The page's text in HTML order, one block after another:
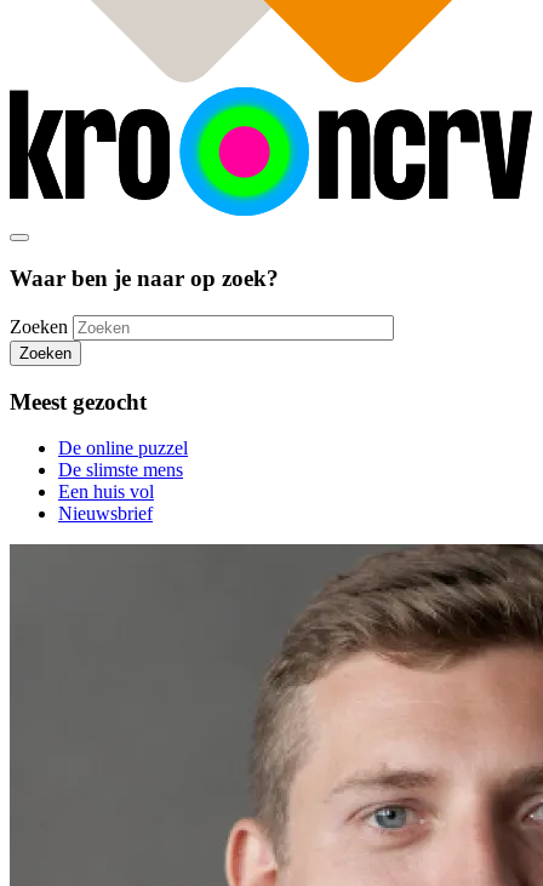
Waar ben je naar op zoek?
Zoeken
Zoeken
Meest gezocht
De online puzzel
De slimste mens
Een huis vol
Nieuwsbrief